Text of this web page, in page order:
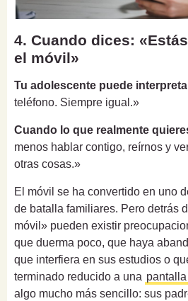
4. Cuando dices:
el móvil»
Tu adolescente puede
teléfono. Siempre igual.»
Cuando lo que realmente
menos hablar contigo, reírnos y
otras cosas.»
El móvil se ha convertido en uno
de batalla familiares. Pero detrás
móvil» pueden existir
que duerma poco, que haya
que interfiera en sus estudios o
terminado reducido a una pantalla
algo mucho más sencillo: sus